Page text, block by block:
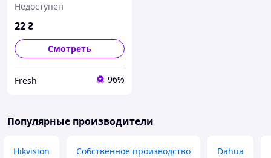
fresh
Недоступен
22₴
Смотреть
Fresh 96%
Популярные производители
Hikvision Собственное производство Dahua